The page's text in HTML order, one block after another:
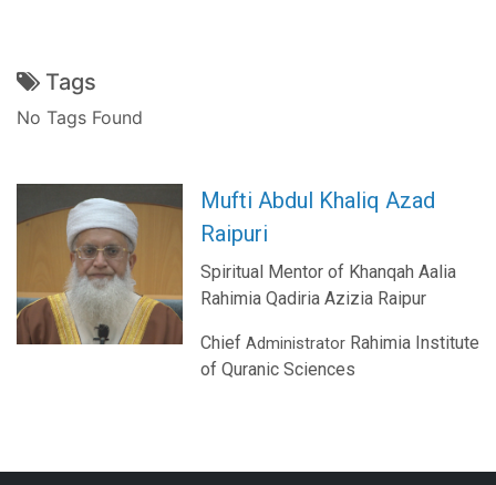
Tags
No Tags Found
Mufti Abdul Khaliq Azad
Raipuri
Spiritual Mentor of Khanqah Aalia
Rahimia Qadiria Azizia Raipur
Chief Administrator Rahimia Institute
of Quranic Sciences